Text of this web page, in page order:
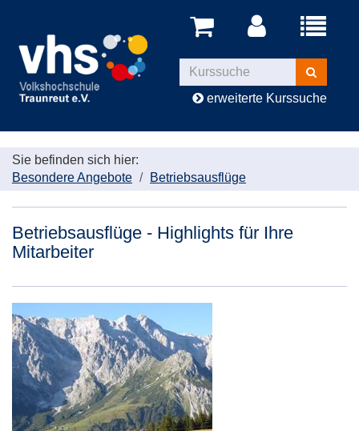
Menü
Kurse
suchen
erweiterte Kurssuche
Sie befinden sich hier:
Besondere Angebote
Betriebsausflüge
Betriebsausflüge - Highlights für Ihre
Mitarbeiter